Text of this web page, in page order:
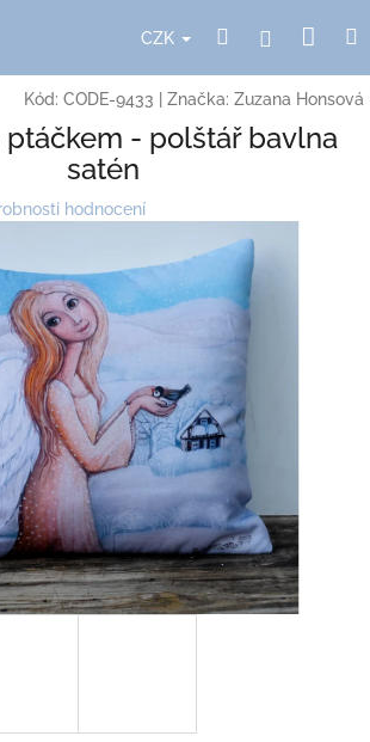
CZK HledatPřihlášení
Kód: CODE-9433 Značka: Zuzana Honsová
ptáčkem - polštář bavlna
satén
hodnocení